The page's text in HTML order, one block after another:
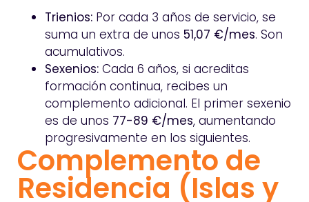
Trienios: Por cada 3 años de servicio, se
suma un extra de unos 51,07 €/mes. Son
acumulativos.
Sexenios: Cada 6 años, si acreditas
formación continua, recibes un
complemento adicional. El primer sexenio
es de unos 77-89 €/mes, aumentando
progresivamente en los siguientes.
Complemento de
Residencia (Islas y